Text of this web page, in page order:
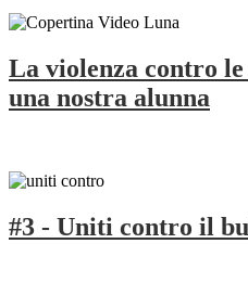
La violenza contro
una nostra alunna
#3 - Uniti contro il